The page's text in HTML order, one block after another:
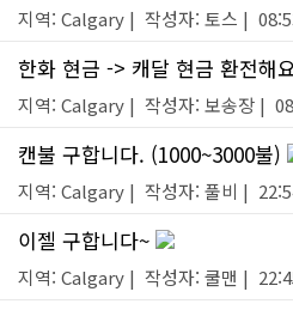
지역: Calgary | 작성자: 토스 |
한화 현금 -> 캐달 현금 환전해
지역: Calgary | 작성자: 보송장 |
캔불 구합니다. (1000~3000불)
지역: Calgary | 작성자: 풀비 |
이젤 구합니다~
지역: Calgary | 작성자: 쿨맨 |